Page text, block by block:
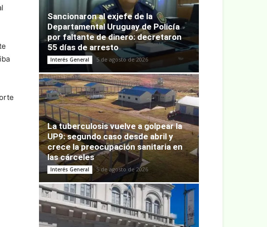
Sancionaron al exjefe de la
Departamental Uruguay de Policía
por faltante de dinero: decretaron
55 días de arresto
Interés General 5 de agosto de 2026
La tuberculosis vuelve a golpear la
UP9: segundo caso desde abril y
crece la preocupación sanitaria en
las cárceles
Interés General 5 de agosto de 2026